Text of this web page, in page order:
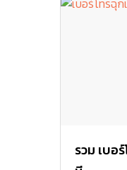
รวม เบอ